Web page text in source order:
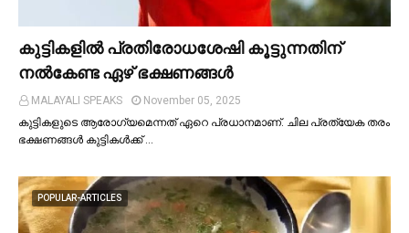
കുട്ടികളില്‍ പ്രതിരോധശേഷി കൂട്ടുന്നതിന്
നല്‍കേണ്ട ഏഴ് ഭക്ഷണങ്ങള്‍
MALAYALI SPEAKS
November 05, 2025
കുട്ടികളുടെ ആരോഗ്യമെന്നത് ഏറെ പ്രധാനമാണ്. ചില പ്രത്യേക തരം
ഭക്ഷണങ്ങള്‍ കുട്ടികള്‍ക്ക് …
POPULAR-ARTICLES